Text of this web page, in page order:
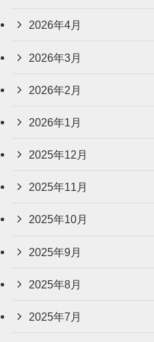
2026年4月
2026年3月
2026年2月
2026年1月
2025年12月
2025年11月
2025年10月
2025年9月
2025年8月
2025年7月